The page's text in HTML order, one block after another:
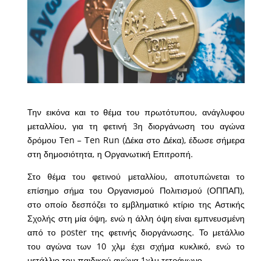
Την εικόνα και το θέμα του πρωτότυπου, ανάγλυφου
μεταλλίου, για τη φετινή 3η διοργάνωση του αγώνα
δρόμου Ten – Τen Run (Δέκα στο Δέκα), έδωσε σήμερα
στη δημοσιότητα, η Οργανωτική Επιτροπή.
Στο θέμα του φετινού μεταλλίου, αποτυπώνεται το
επίσημο σήμα του Οργανισμού Πολιτισμού (ΟΠΠΑΠ),
στο οποίο δεσπόζει το εμβληματικό κτίριο της Αστικής
Σχολής στη μία όψη, ενώ η άλλη όψη είναι εμπνευσμένη
από το poster της φετινής διοργάνωσης. Το μετάλλιο
του αγώνα των 10 χλμ έχει σχήμα κυκλικό, ενώ το